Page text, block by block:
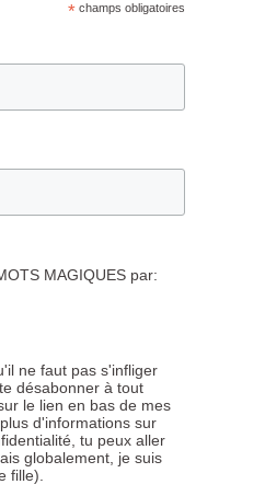
* champs obligatoires
MAGIQUES par:
ne faut pas s'infliger
désabonner à tout
le lien en bas de mes
d'informations sur
tu peux aller
globalement, je suis
fille).